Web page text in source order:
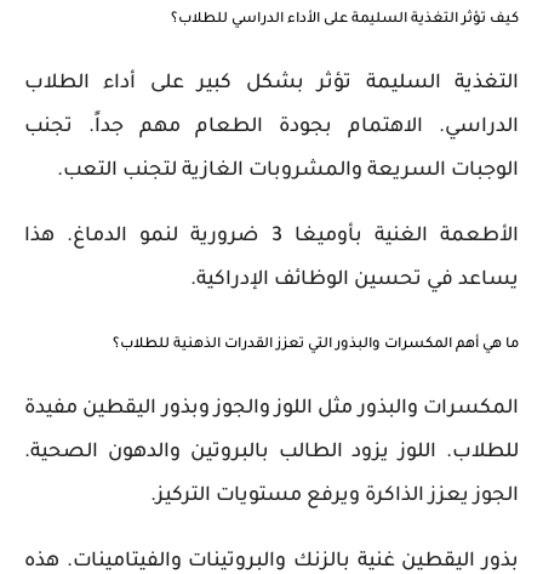
كيف تؤثر التغذية السليمة على الأداء الدراسي للطلاب؟
التغذية السليمة تؤثر بشكل كبير على أداء الطلاب
الدراسي. الاهتمام بجودة الطعام مهم جداً. تجنب
الوجبات السريعة والمشروبات الغازية لتجنب التعب.
الأطعمة الغنية بأوميغا 3 ضرورية لنمو الدماغ. هذا
يساعد في تحسين الوظائف الإدراكية.
ما هي أهم المكسرات والبذور التي تعزز القدرات الذهنية للطلاب؟
المكسرات والبذور مثل اللوز والجوز وبذور اليقطين مفيدة
للطلاب. اللوز يزود الطالب بالبروتين والدهون الصحية.
الجوز يعزز الذاكرة ويرفع مستويات التركيز.
بذور اليقطين غنية بالزنك والبروتينات والفيتامينات. هذه